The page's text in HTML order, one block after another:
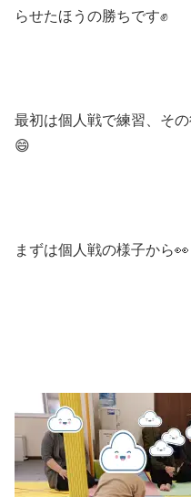
らせたほうの勝ちです✊
最初は個人戦で練習、そ
😄
まずは個人戦の様子から👀